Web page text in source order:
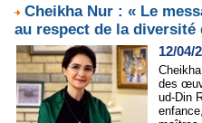
Cheikha Nur : « Le
au respect de la diversité
12/04/
des
ud-Din